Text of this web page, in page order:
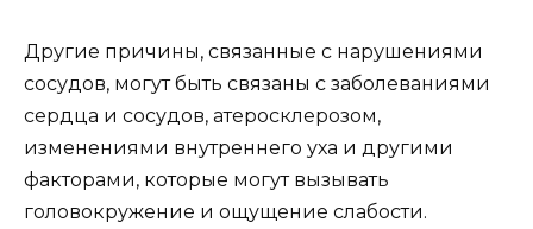
Другие причины, связанные с нарушениями
сосудов, могут быть связаны с заболеваниями
сердца и сосудов, атеросклерозом,
изменениями внутреннего уха и другими
факторами, которые могут вызывать
головокружение и ощущение слабости.